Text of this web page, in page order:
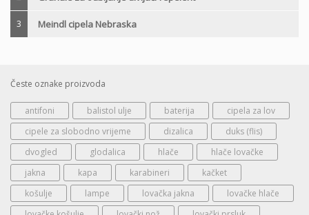
3 Meindl cipela Nebraska
Česte oznake proizvoda
antifoni balistol ulje baterija
cipela za lov
cipele za slobodno vrijeme
dizalica
duks (flis)
dvogled
glodalica hlače
hlače lovačke
jakna
kapa karabineri
kačket
košulje
lampe lovačka jakna
lovačke hlače